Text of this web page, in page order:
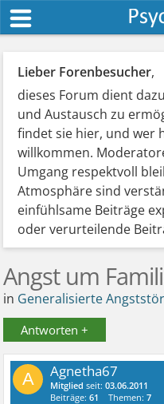
Lieber Forenbesucher,
dieses Forum dient
und Austausch zu
findet sie hier, und wer
willkommen.
Umgang respektvoll
Atmosphäre sind
einfühlsame Beiträge
oder verurteilende
Angst um
in Generalisierte
Antworten +
A Agnetha67
Mitglied seit:03.06.2011
Beiträge:61 Themen:7